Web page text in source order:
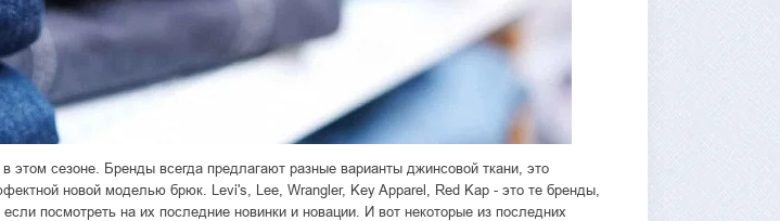
сезоне. Бренды всегда предлагают разные варианты джинсовой ткани, это
новой моделью брюк. Levi's, Lee, Wrangler, Key Apparel, Red Kap - это те бренды,
посмотреть на их последние новинки и новации. И вот некоторые из последних